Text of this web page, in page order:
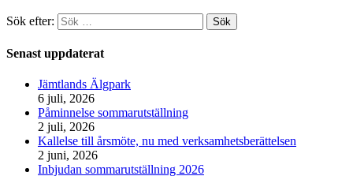
Sök efter:
Senast uppdaterat
Jämtlands Älgpark
6 juli, 2026
Påminnelse sommarutställning
2 juli, 2026
Kallelse till årsmöte, nu med verksamhetsberättelsen
2 juni, 2026
Inbjudan sommarutställning 2026